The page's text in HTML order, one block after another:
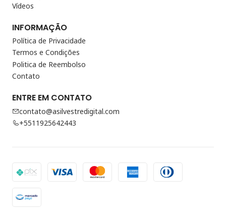
Vídeos
INFORMAÇÃO
Política de Privacidade
Termos e Condições
Politica de Reembolso
Contato
ENTRE EM CONTATO
contato@asilvestredigital.com
+5511925642443